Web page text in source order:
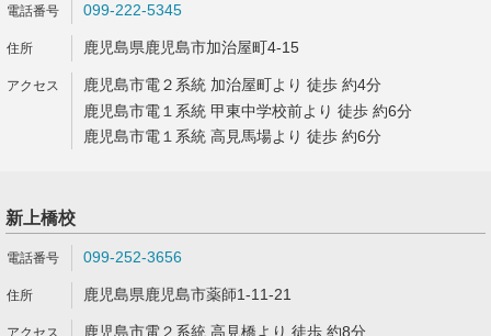
099-222-5345
鹿児島県鹿児島市加治屋町4-15
鹿児島市電２系統 加治屋町より 徒歩 約4分
鹿児島市電１系統 甲東中学校前より 徒歩 約6分
鹿児島市電１系統 高見馬場より 徒歩 約6分
新上橋校
099-252-3656
鹿児島県鹿児島市薬師1-11-21
鹿児島市電２系統 高見橋より 徒歩 約8分